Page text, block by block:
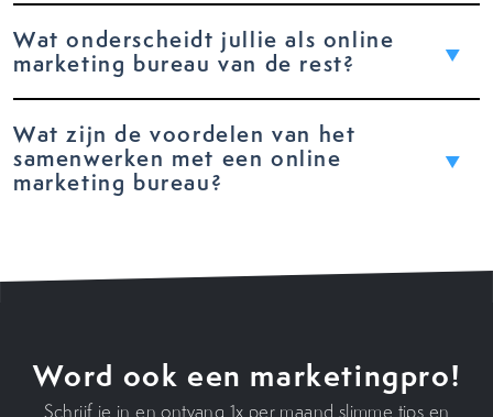
Wat onderscheidt jullie als online
marketing bureau van de rest?
Wat zijn de voordelen van het
samenwerken met een online
marketing bureau?
Word ook een marketingpro!
Schrijf je in en ontvang 1x per maand slimme tips en